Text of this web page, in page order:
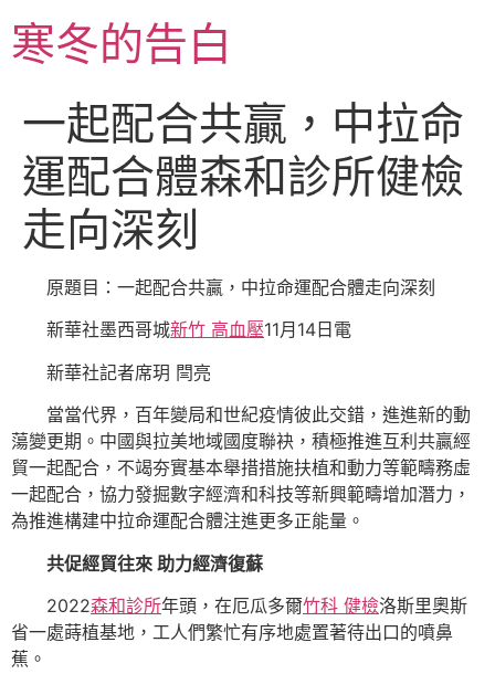
至
主寒冬的告白
一起配合共贏，中拉命
運配合體森和診所健檢
走向深刻
原題目：一起配合共贏，中拉命運配合體走向深刻
新華社墨西哥城新竹 高血壓11月14日電
新華社記者席玥 閆亮
當當代界，百年變局和世紀疫情彼此交錯，進進新的動
蕩變更期。中國與拉美地域國度聯袂，積極推進互利共贏經
貿一起配合，不竭夯實基本舉措措施扶植和動力等範疇務虛
一起配合，協力發掘數字經濟和科技等新興範疇增加潛力，
為推進構建中拉命運配合體注進更多正能量。
共促經貿往來 助力經濟復蘇
2022森和診所年頭，在厄瓜多爾竹科 健檢洛斯里奧斯
省一處蒔植基地，工人們繁忙有序地處置著待出口的噴鼻
蕉。